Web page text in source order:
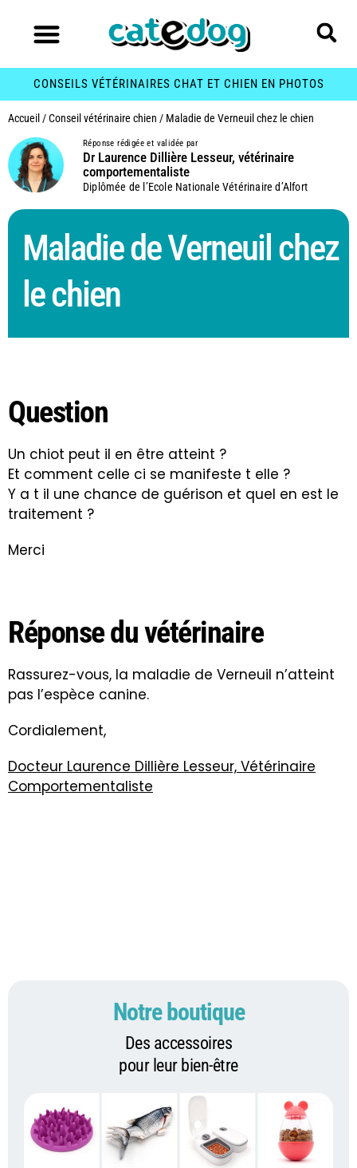
CONSEILS VÉTÉRINAIRES CHAT ET CHIEN EN PHOTOS
Accueil /Conseil vétérinaire chien / Maladie de Verneuil chez le chien
Réponse rédigée et validée par
Dr Laurence Dillière Lesseur, vétérinaire
comportementaliste
Diplômée de l’Ecole Nationale Vétérinaire d’Alfort
Maladie de Verneuil chez
le chien
Question
Un chiot peut il en être atteint ?
Et comment celle ci se manifeste t elle ?
Y a t il une chance de guérison et quel en est le
traitement ?
Merci
Réponse du vétérinaire
Rassurez-vous, la maladie de Verneuil n’atteint
pas l’espèce canine.
Cordialement,
Docteur Laurence Dillière Lesseur, Vétérinaire
Comportementaliste
Notre boutique
Des accessoires
pour leur bien-être